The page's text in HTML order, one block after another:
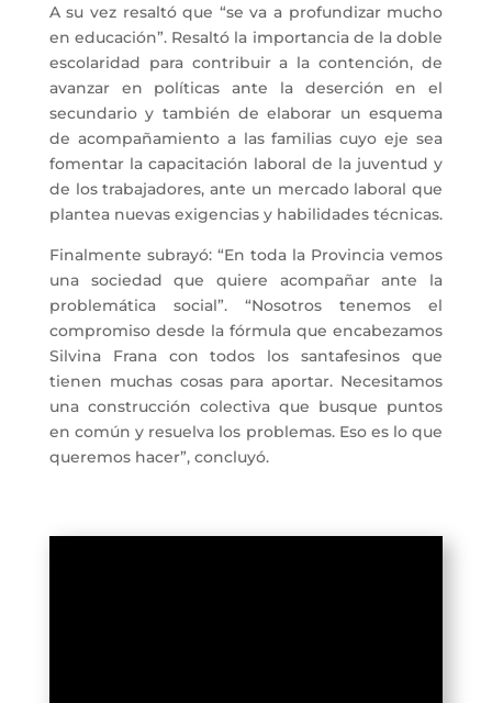
A su vez resaltó que “se va a profundizar mucho
en educación”. Resaltó la importancia de la doble
escolaridad para contribuir a la contención, de
avanzar en políticas ante la deserción en el
secundario y también de elaborar un esquema
de acompañamiento a las familias cuyo eje sea
fomentar la capacitación laboral de la juventud y
de los trabajadores, ante un mercado laboral que
plantea nuevas exigencias y habilidades técnicas.
Finalmente subrayó: “En toda la Provincia vemos
una sociedad que quiere acompañar ante la
problemática social”. “Nosotros tenemos el
compromiso desde la fórmula que encabezamos
Silvina Frana con todos los santafesinos que
tienen muchas cosas para aportar. Necesitamos
una construcción colectiva que busque puntos
en común y resuelva los problemas. Eso es lo que
queremos hacer”, concluyó.